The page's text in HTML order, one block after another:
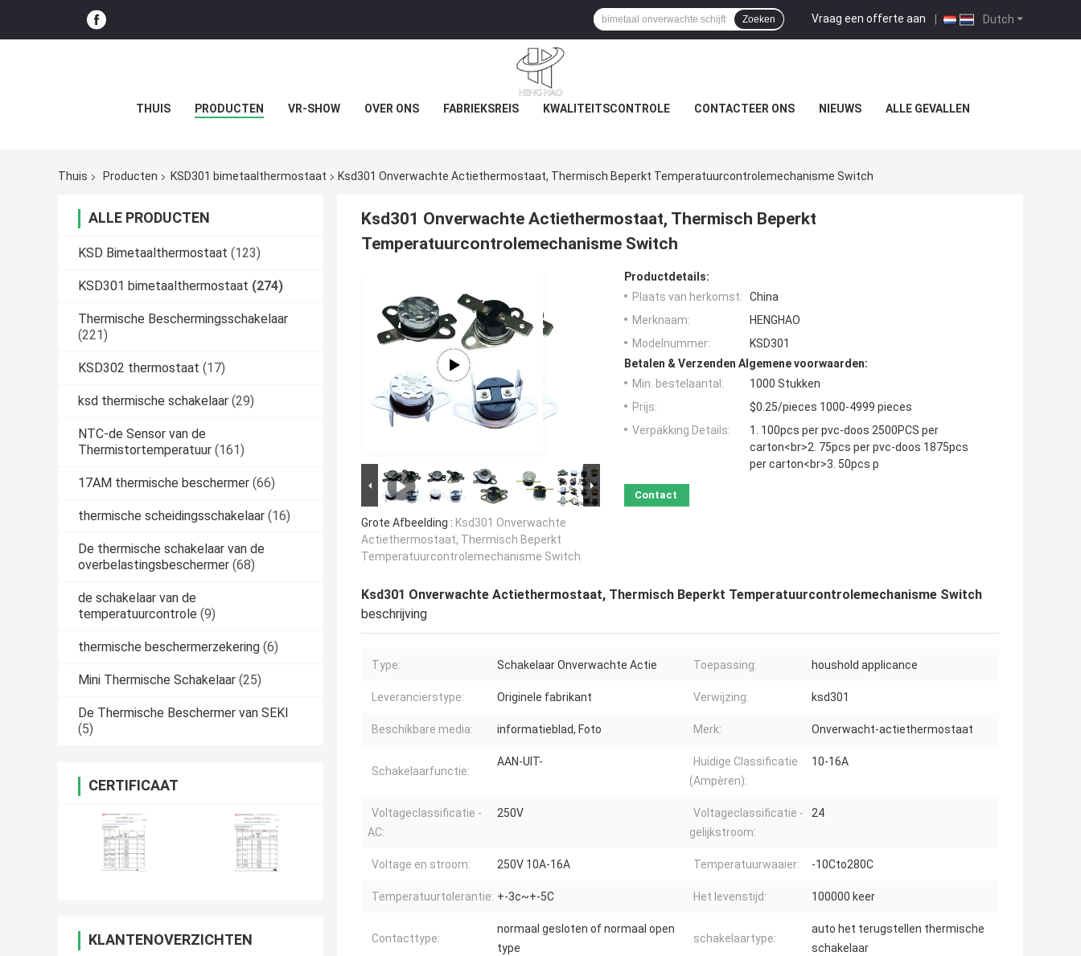
Dutch
Vraag een offerte aan |
Zoeken
THUIS PRODUCTEN VR-SHOW OVER ONS FABRIEKSREIS KWALITEITSCONTROLE CONTACTEER ONS NIEUWS ALLE GEVALLEN
Thuis Producten KSD301 bimetaalthermostaat Ksd301 Onverwachte Actiethermostaat, Thermisch Beperkt Temperatuurcontrolemechanisme Switch
ALLE PRODUCTEN
KSD Bimetaalthermostaat (123)
KSD301 bimetaalthermostaat (274)
Thermische Beschermingsschakelaar
(221)
KSD302 thermostaat (17)
ksd thermische schakelaar (29)
NTC-de Sensor van de
Thermistortemperatuur (161)
17AM thermische beschermer (66)
thermische scheidingsschakelaar (16)
De thermische schakelaar van de
overbelastingsbeschermer (68)
de schakelaar van de
temperatuurcontrole (9)
thermische beschermerzekering (6)
Mini Thermische Schakelaar (25)
De Thermische Beschermer van SEKI
(5)
CERTIFICAAT
KLANTENOVERZICHTEN
Ksd301 Onverwachte Actiethermostaat, Thermisch Beperkt
Temperatuurcontrolemechanisme Switch
Grote Afbeelding : Ksd301 Onverwachte
Actiethermostaat, Thermisch Beperkt
Temperatuurcontrolemechanisme Switch
Productdetails:
Plaats van herkomst:
China
Merknaam:
HENGHAO
Modelnummer:
KSD301
Betalen & Verzenden Algemene voorwaarden:
Min. bestelaantal:
1000 Stukken
Prijs:
$0.25/pieces 1000-4999 pieces
Verpakking Details:
1. 100pcs per pvc-doos 2500PCS per
carton<br>2. 75pcs per pvc-doos 1875pcs
per carton<br>3. 50pcs p
Contact
Ksd301 Onverwachte Actiethermostaat, Thermisch Beperkt Temperatuurcontrolemechanisme Switch
beschrijving
Type: Schakelaar Onverwachte Actie Toepassing: houshold applicance
Leverancierstype: Originele fabrikant Verwijzing: ksd301
Beschikbare media: informatieblad, Foto Merk: Onverwacht-actiethermostaat
Schakelaarfunctie:
AAN-UIT-
Huidige Classificatie
(Ampèren):
10-16A
Voltageclassificatie -
AC:
250V
Voltageclassificatie -
gelijkstroom:
24
Voltage en stroom: 250V 10A-16A Temperatuurwaaier: -10Cto280C
Temperatuurtolerantie: +-3c~+-5C Het levenstijd: 100000 keer
Contacttype:
normaal gesloten of normaal open
type
schakelaartype:
auto het terugstellen thermische
schakelaar